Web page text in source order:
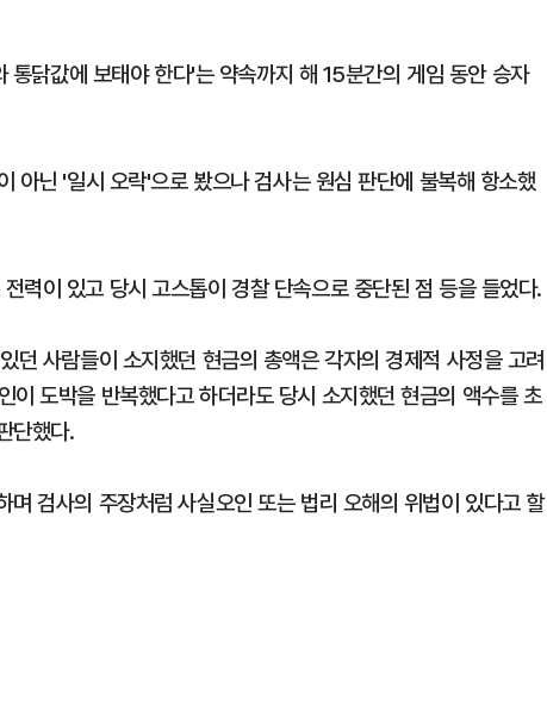
닭값에 보태야 한다'는 약속까지 해 15분간의 게임 동안 승자
아닌 '일시 오락'으로 봤으나 검사는 원심 판단에 불복해 항소했
력이 있고 당시 고스톱이 경찰 단속으로 중단된 점 등을 들었다.
던 사람들이 소지했던 현금의 총액은 각자의 경제적 사정을 고려
도박을 반복했다고 하더라도 당시 소지했던 현금의 액수를 초
단했다.
검사의 주장처럼 사실오인 또는 법리 오해의 위법이 있다고 할